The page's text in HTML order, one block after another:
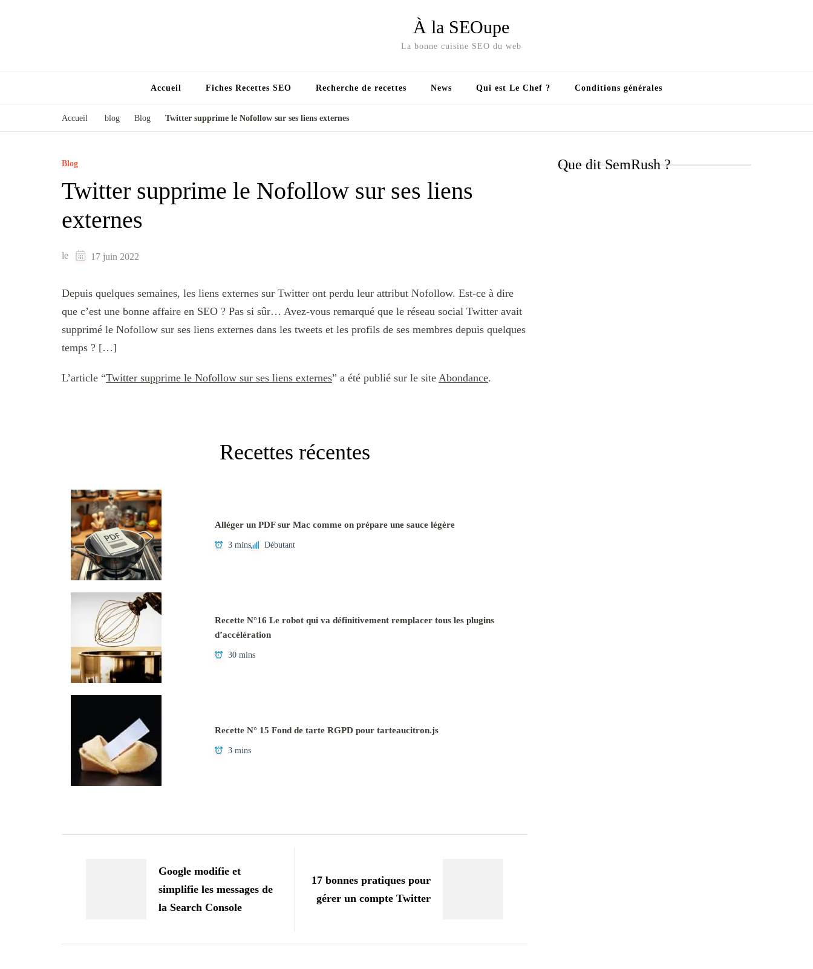
À la SEOupe
La bonne cuisine SEO du web
Accueil Fiches Recettes SEO Recherche de recettes News Qui est Le Chef ? Conditions générales
Accueil blog Blog Twitter supprime le Nofollow sur ses liens externes
Blog
Twitter supprime le Nofollow sur ses liens
externes
le 17 juin 2022
Depuis quelques semaines, les liens externes sur Twitter ont perdu leur attribut Nofollow. Est-ce à dire
que c’est une bonne affaire en SEO ? Pas si sûr… Avez-vous remarqué que le réseau social Twitter avait
supprimé le Nofollow sur ses liens externes dans les tweets et les profils de ses membres depuis quelques
temps ? […]
L’article “Twitter supprime le Nofollow sur ses liens externes” a été publié sur le site Abondance.
Recettes récentes
Alléger un PDF sur Mac comme on prépare une sauce légère
3 mins Débutant
Recette N°16 Le robot qui va définitivement remplacer tous les plugins
d’accélération
30 mins
Recette N° 15 Fond de tarte RGPD pour tarteaucitron.js
3 mins
Google modifie et
simplifie les messages de
la Search Console
17 bonnes pratiques pour
gérer un compte Twitter
Que dit SemRush ?